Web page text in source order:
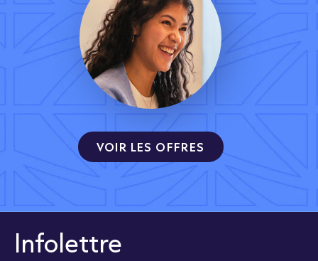
VOIR LES OFFRES
Infolettre